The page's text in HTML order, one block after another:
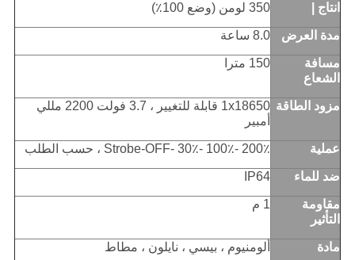
انتاج | 350 لومن (وضع 100٪)
مدة العرض 8.0 ساعة
مسافة
الشعاع
150 مترا
مزود الطاقة
1x18650 قابلة للتغيير ، 3.7 فولت 2200 مللي
أمبير
عملية 200٪ -100٪ -30٪ -Strobe-OFF ، حسب الطلب
ضد للماء IP64
مقاومة
التأثير
1 م
مادة ألومنيوم ، بيسي ، نايلون ، مطاط